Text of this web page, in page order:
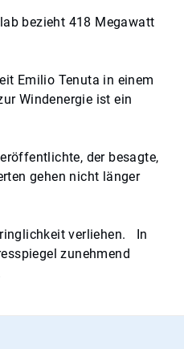
bezieht 418 Megawatt
Emilio Tenuta in einem
Windenergie ist ein
der besagte,
gehen nicht länger
verliehen. In
zunehmend